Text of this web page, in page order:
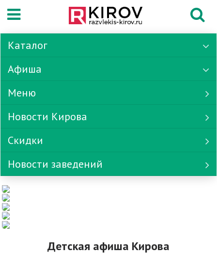
Каталог
Афиша
Меню
Новости Кирова
Скидки
Новости заведений
Детская афиша Кирова